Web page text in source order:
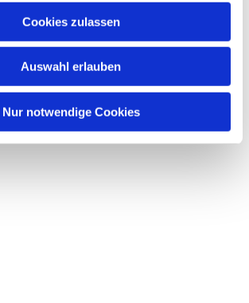
Cookies zulassen
Auswahl erlauben
Nur notwendige Cookies
interessieren